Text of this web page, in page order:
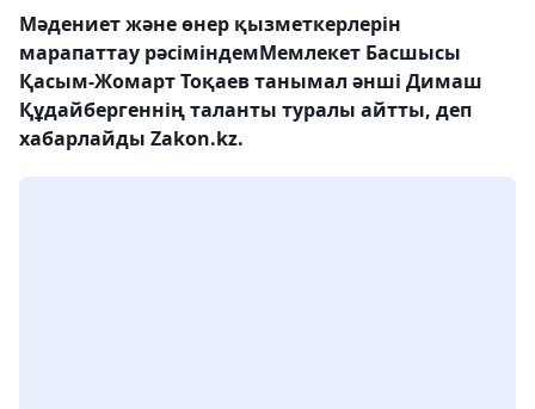
Мәдениет және өнер қызметкерлерін
марапаттау рәсіміндемМемлекет Басшысы
Қасым-Жомарт Тоқаев танымал әнші Димаш
Құдайбергеннің таланты туралы айтты, деп
хабарлайды Zakon.kz.